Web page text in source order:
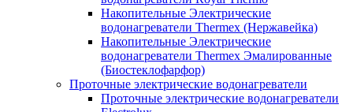
Накопительные Электрические
водонагреватели Thermex (Нержавейка)
Накопительные Электрические
водонагреватели Thermex Эмалированные
(Биостеклофарфор)
Проточные электрические водонагреватели
Проточные электрические водонагреватели